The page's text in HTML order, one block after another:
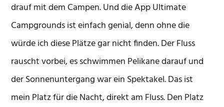
drauf mit dem Campen. Und die App Ultimate
Campgrounds ist einfach genial, denn ohne die
würde ich diese Plätze gar nicht finden. Der Fluss
rauscht vorbei, es schwimmen Pelikane darauf und
der Sonnenuntergang war ein Spektakel. Das ist
mein Platz für die Nacht, direkt am Fluss. Den Platz